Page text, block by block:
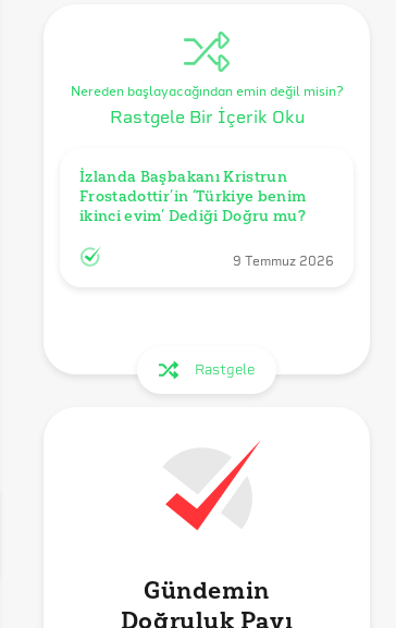
Nereden başlayacağından emin değil misin?
Rastgele Bir İçerik Oku
İzlanda Başbakanı Kristrun
Frostadottir’in ‘Türkiye benim
ikinci evim’ Dediği Doğru mu?
9 Temmuz 2026
Rastgele
Gündemin
Doğruluk Payı